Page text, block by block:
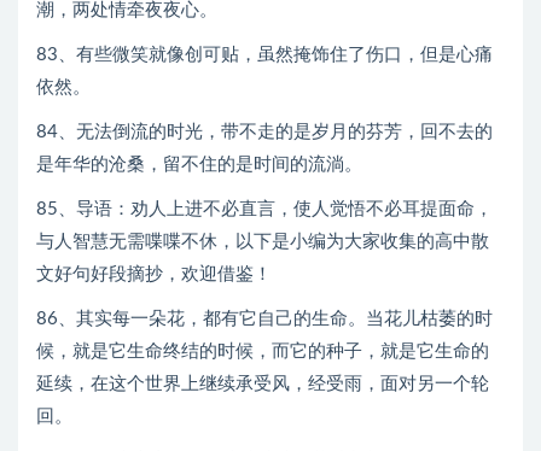
潮，两处情牵夜夜心。
83、有些微笑就像创可贴，虽然掩饰住了伤口，但是心痛
依然。
84、无法倒流的时光，带不走的是岁月的芬芳，回不去的
是年华的沧桑，留不住的是时间的流淌。
85、导语：劝人上进不必直言，使人觉悟不必耳提面命，
与人智慧无需喋喋不休，以下是小编为大家收集的高中散
文好句好段摘抄，欢迎借鉴！
86、其实每一朵花，都有它自己的生命。当花儿枯萎的时
候，就是它生命终结的时候，而它的种子，就是它生命的
延续，在这个世界上继续承受风，经受雨，面对另一个轮
回。